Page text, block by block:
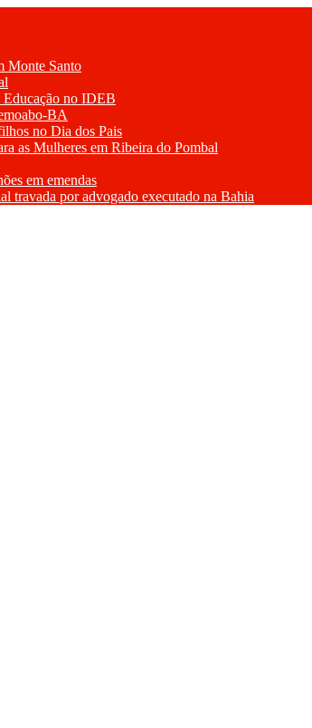
Monte Santo
Educação no IDEB
BA
no Dia dos Pais
as Mulheres em Ribeira do Pombal
em emendas
travada por advogado executado na Bahia